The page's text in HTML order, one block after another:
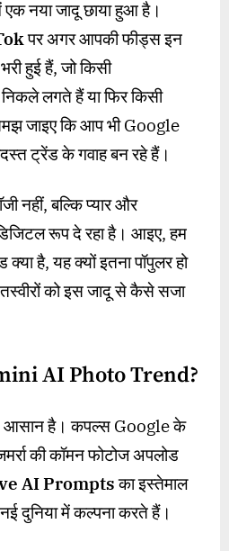
एक नया जादू छाया हुआ है।
पर अगर आपकी फीड्स इन
हुई हैं, जो किसी
लगते हैं या फिर किसी
जाइए कि आप भी Google
ट्रेंड के गवाह बन रहे हैं।
नहीं, बल्कि प्यार और
रूप दे रहा है। आइए, हम
है, यह क्यों इतना पॉपुलर हो
को इस जादू से कैसे सजा
AI Photo Trend?
आसान है। कपल्स Google के
की कॉमन फोटोज अपलोड
AI Promptsका इस्तेमाल
दुनिया में कल्पना करते हैं।